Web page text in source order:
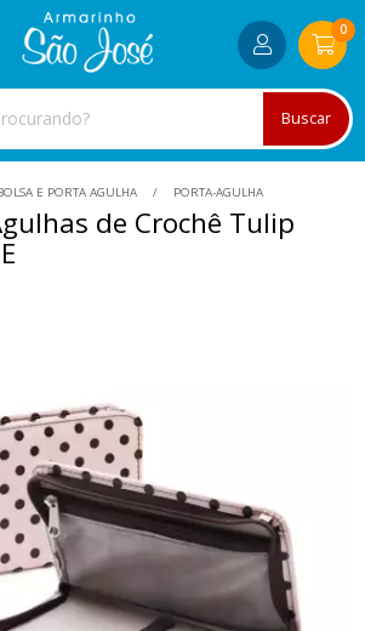
Buscar
0
E PORTA AGULHA PORTA-AGULHA
de Crochê Tulip